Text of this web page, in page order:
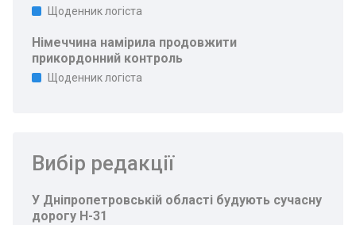
Щоденник логіста
Німеччина намірила продовжити
прикордонний контроль
Щоденник логіста
Вибір редакції
У Дніпропетровській області будують сучасну
дорогу Н-31